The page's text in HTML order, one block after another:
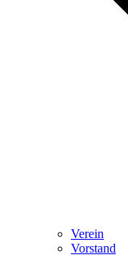
Ver­ein
Vor­stand